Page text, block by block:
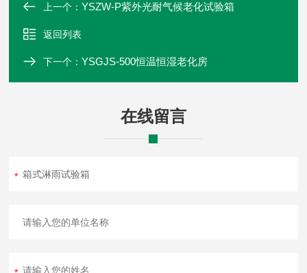
上一个：YSZW-P紫外光耐气候老化试验箱
返回列表
下一个：YSGJS-500恒温恒湿老化房
在线留言